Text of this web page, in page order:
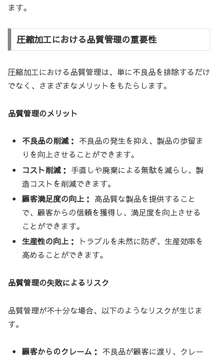
ます。
圧縮加工における品質管理の重要性
圧縮加工における品質管理は、単に不良品を排除するだけ
でなく、さまざまなメリットをもたらします。
品質管理のメリット
不良品の削減： 不良品の発生を抑え、製品の歩留ま
りを向上させることができます。
コスト削減： 手直しや廃棄による無駄を減らし、製
造コストを削減できます。
顧客満足度の向上： 高品質な製品を提供すること
で、顧客からの信頼を獲得し、満足度を向上させる
ことができます。
生産性の向上：
トラブルを未然に防ぎ、生産効率を
高めることができます。
品質管理の失敗によるリスク
品質管理が不十分な場合、以下のようなリスクが生じま
す。
顧客からのクレーム： 不良品が顧客に渡り、クレー